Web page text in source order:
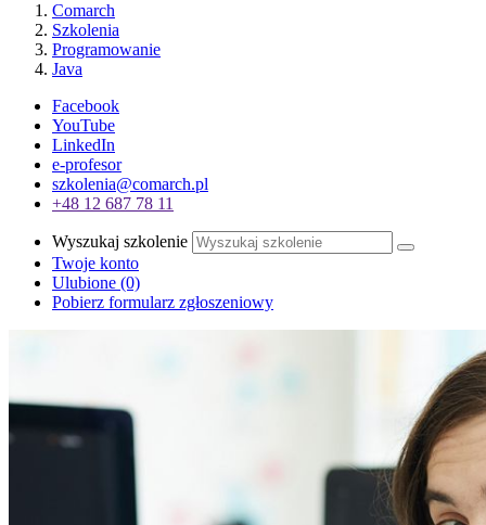
Comarch
Szkolenia
Programowanie
Java
Facebook
YouTube
LinkedIn
e-profesor
szkolenia@comarch.pl
+48 12 687 78 11
Wyszukaj szkolenie
Twoje konto
Ulubione (0)
Pobierz formularz zgłoszeniowy